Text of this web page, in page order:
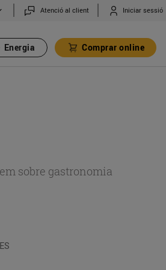
Atenció al client Iniciar sessió
Energia Comprar online
sobre gastronomia